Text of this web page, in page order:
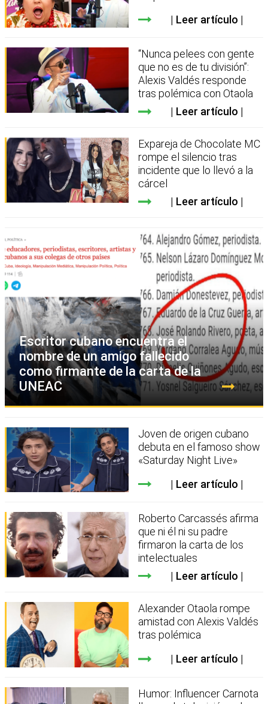
Leer artículo
“Nunca pelees con gente
que no es de tu división”:
Alexis Valdés responde
tras polémica con Otaola
Leer artículo
Expareja de Chocolate MC
rompe el silencio tras
incidente que lo llevó a la
cárcel
Leer artículo
Escritor cubano encuentra el
nombre de un amigo fallecido
como firmante de la carta de la
UNEAC
Joven de origen cubano
debuta en el famoso show
«Saturday Night Live»
Leer artículo
Roberto Carcassés afirma
que ni él ni su padre
firmaron la carta de los
intelectuales
Leer artículo
Alexander Otaola rompe
amistad con Alexis Valdés
tras polémica
Leer artículo
Humor: Influencer Carnota